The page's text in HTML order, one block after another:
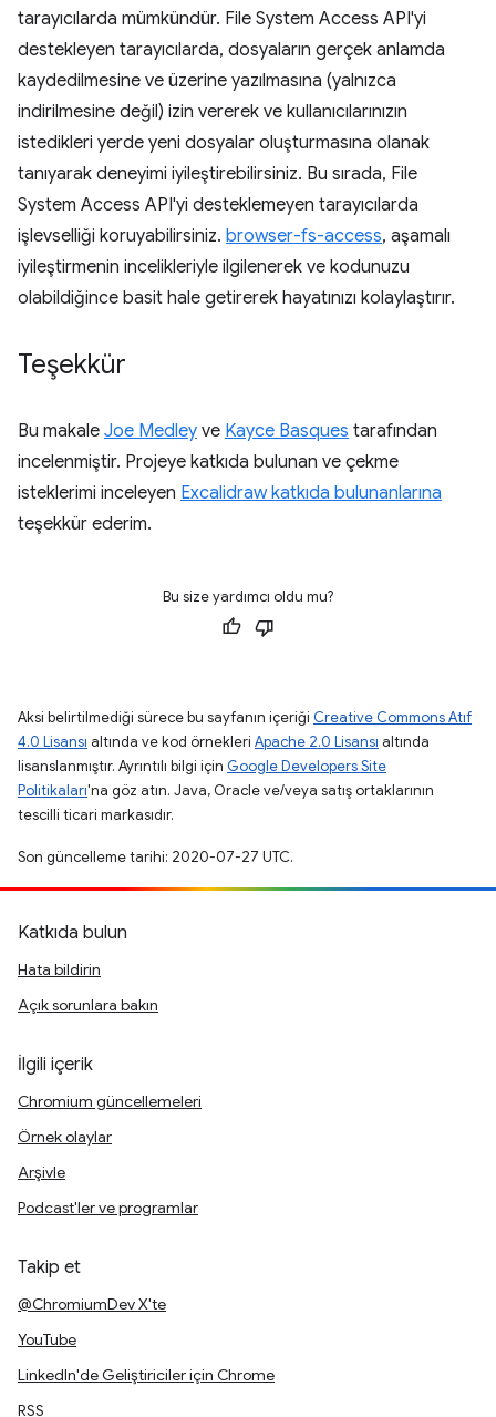
tarayıcılarda mümkündür. File System Access API'yi
destekleyen tarayıcılarda, dosyaların gerçek anlamda
kaydedilmesine ve üzerine yazılmasına (yalnızca
indirilmesine değil) izin vererek ve kullanıcılarınızın
istedikleri yerde yeni dosyalar oluşturmasına olanak
tanıyarak deneyimi iyileştirebilirsiniz. Bu sırada, File
System Access API'yi desteklemeyen tarayıcılarda
işlevselliği koruyabilirsiniz. browser-fs-access, aşamalı
iyileştirmenin incelikleriyle ilgilenerek ve kodunuzu
olabildiğince basit hale getirerek hayatınızı kolaylaştırır.
Teşekkür
Bu makale Joe Medley ve Kayce Basques tarafından
incelenmiştir. Projeye katkıda bulunan ve çekme
isteklerimi inceleyen Excalidraw katkıda bulunanlarına
teşekkür ederim.
Bu size yardımcı oldu mu?
Aksi belirtilmediği sürece bu sayfanın içeriği Creative Commons Atıf
4.0 Lisansı altında ve kod örnekleri Apache 2.0 Lisansı altında
lisanslanmıştır. Ayrıntılı bilgi için Google Developers Site
Politikaları'na göz atın. Java, Oracle ve/veya satış ortaklarının
tescilli ticari markasıdır.
Son güncelleme tarihi: 2020-07-27 UTC.
Katkıda bulun
Hata bildirin
Açık sorunlara bakın
İlgili içerik
Chromium güncellemeleri
Örnek olaylar
Arşivle
Podcast'ler ve programlar
Takip et
@ChromiumDev X'te
YouTube
LinkedIn'de Geliştiriciler için Chrome
RSS